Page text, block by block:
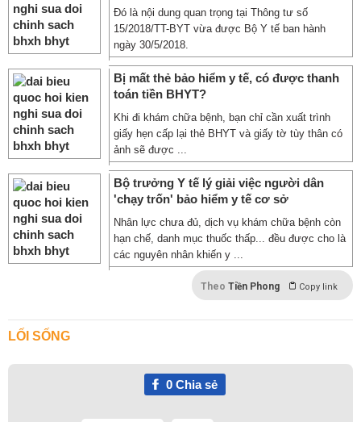
Đó là nội dung quan trọng tại Thông tư số
15/2018/TT-BYT vừa được Bộ Y tế ban hành
ngày 30/5/2018.
Bị mất thẻ bảo hiểm y tế, có được thanh
toán tiền BHYT?
Khi đi khám chữa bệnh, bạn chỉ cần xuất trình
giấy hẹn cấp lại thẻ BHYT và giấy tờ tùy thân có
ảnh sẽ được ...
Bộ trưởng Y tế lý giải việc người dân
'chạy trốn' bảo hiểm y tế cơ sở
Nhân lực chưa đủ, dịch vụ khám chữa bệnh còn
hạn chế, danh mục thuốc thấp... đều được cho là
các nguyên nhân khiến y ...
Theo Tiền Phong Copy link
LỐI SỐNG
0Chia sẻ